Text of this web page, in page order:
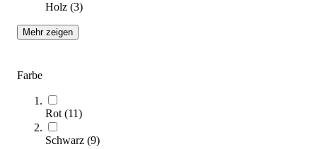
Holz (3)
Mehr zeigen
Farbe
Rot (11)
Schwarz (9)
Hallenhockeybande, kompletter Satz, 2 x 40 m
Preis auf Anfrage
Zum Produkt
Varianten zur Auswahl
Aktuell nicht lieferbar
Kategorien & Filter